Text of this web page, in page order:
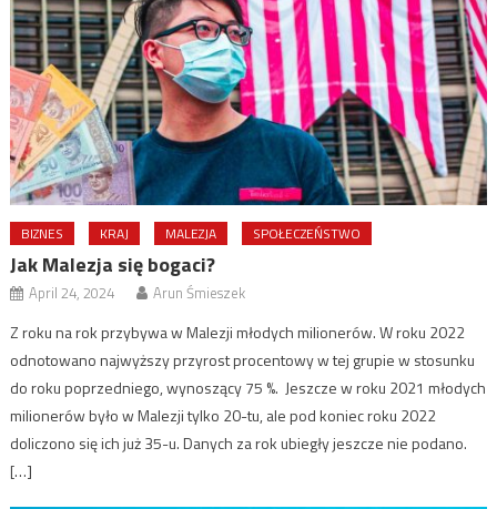
BIZNES KRAJ MALEZJA SPOŁECZEŃSTWO
Jak Malezja się bogaci?
April 24, 2024 Arun Śmieszek
Z roku na rok przybywa w Malezji młodych milionerów. W roku 2022
odnotowano najwyższy przyrost procentowy w tej grupie w stosunku
do roku poprzedniego, wynoszący 75 %. Jeszcze w roku 2021 młodych
milionerów było w Malezji tylko 20-tu, ale pod koniec roku 2022
doliczono się ich już 35-u. Danych za rok ubiegły jeszcze nie podano.
[…]